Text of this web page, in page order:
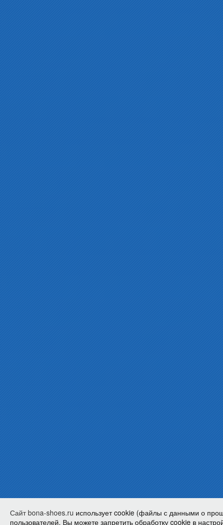
Сайт bona-shoes.ru использует cookie (файлы с данными о
пользователей. Вы можете запретить обработку cookie в